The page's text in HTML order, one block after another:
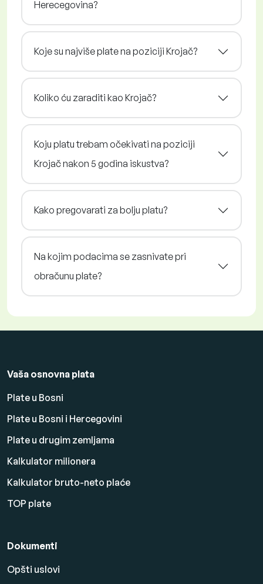
Herecegovina?
Koje su najviše plate na poziciji Krojač?
Koliko ću zaraditi kao Krojač?
Koju platu trebam očekivati na poziciji
Krojač nakon 5 godina iskustva?
Kako pregovarati za bolju platu?
Na kojim podacima se zasnivate pri
obračunu plate?
Vaša osnovna plata
Plate u Bosni
Plate u Bosni i Hercegovini
Plate u drugim zemljama
Kalkulator milionera
Kalkulator bruto-neto plaće
TOP plate
Dokumenti
Opšti uslovi